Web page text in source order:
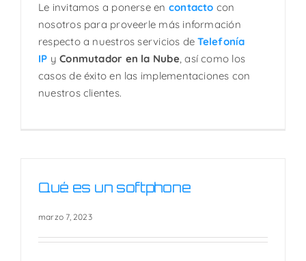
Le invitamos a ponerse en contacto con
nosotros para proveerle más información
respecto a nuestros servicios deTelefonía
IP yConmutador en la Nube, así como los
casos de éxito en las implementaciones con
nuestros clientes.
Qué es un softphone
marzo 7, 2023